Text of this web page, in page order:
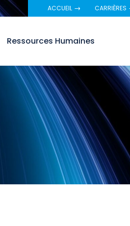
ACCUEIL CARRIÈRES
Ressources Humaines